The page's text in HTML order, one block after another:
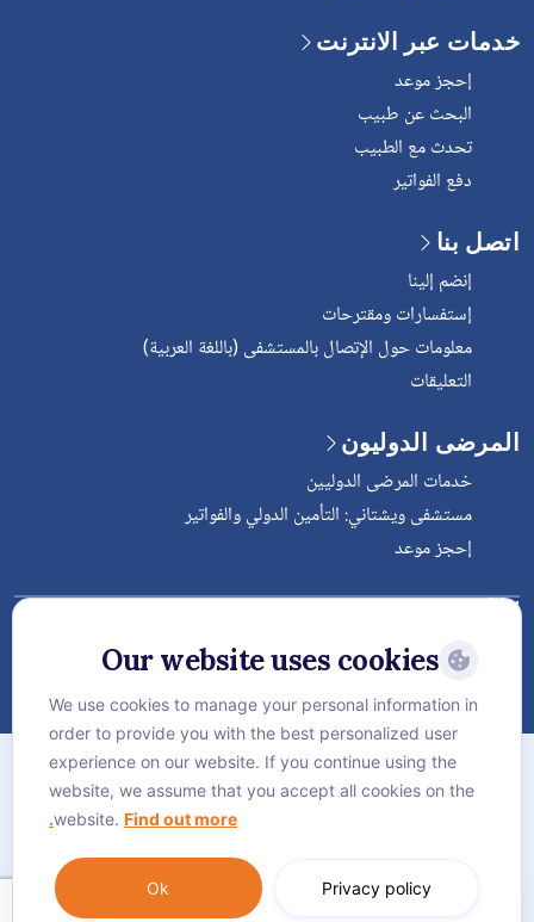
خدمات عبر الانترنت
إحجز موعد
البحث عن طبيب
تحدث مع الطبيب
دفع الفواتير
اتصل بنا
إنضم إلينا
إستفسارات ومقترحات
معلومات حول الإتصال بالمستشفى (باللغة العربية)
التعليقات
المرضى الدوليون
خدمات المرضى الدوليين
مستشفى ويشتاني: التأمين الدولي والفواتير
إحجز موعد
Follow Vejthani International
Hospital
الخريطة
سياسة الخصوصية
العربية
Our website uses cookies
We use cookies to manage your personal information in
order to provide you with the best personalized user
experience on our website. If you continue using the
website, we assume that you accept all cookies on the
website. Find out more.
Ok Privacy policy